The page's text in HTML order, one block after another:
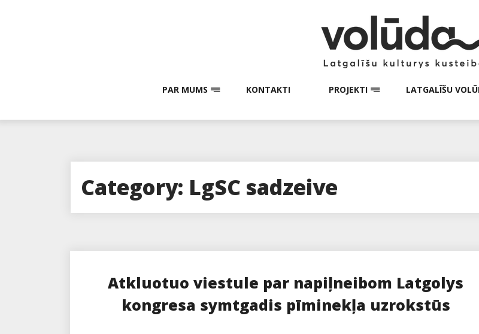
PAR MUMS KONTAKTI PROJEKTI LATGALĪŠU
Category: LgSC sadzeive
Atkluotuo viestule par napiļneibom Latgolys
kongresa symtgadis pīminekļa uzrokstūs